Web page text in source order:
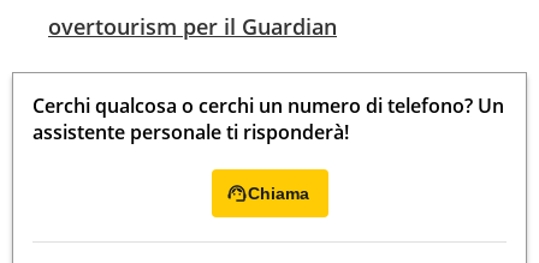
overtourism per il Guardian
Cerchi qualcosa o cerchi un numero di telefono? Un
assistente personale ti risponderà!
Chiama